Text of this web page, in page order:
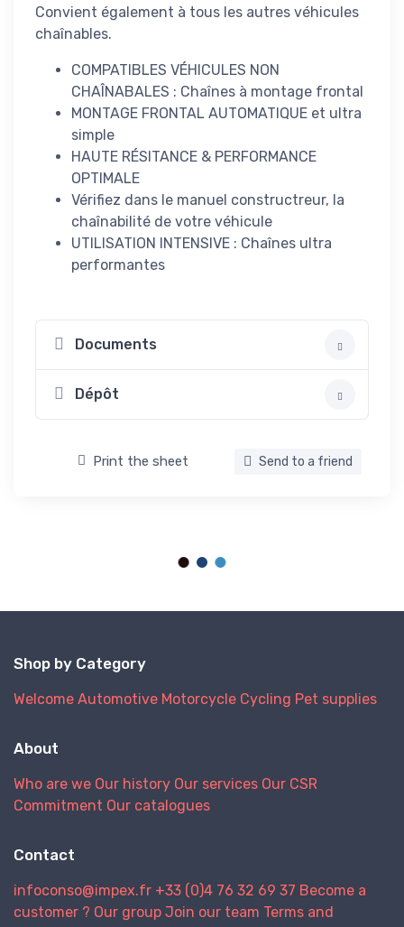
Convient également à tous les autres véhicules
chaînables.
COMPATIBLES VÉHICULES NON
CHAÎNABALES : Chaînes à montage frontal
MONTAGE FRONTAL AUTOMATIQUE et ultra
simple
HAUTE RÉSITANCE & PERFORMANCE
OPTIMALE
Vérifiez dans le manuel constructreur, la
chaînabilité de votre véhicule
UTILISATION INTENSIVE : Chaînes ultra
performantes
Documents
Dépôt
Print the sheet Send to a friend
Shop by Category
Welcome Automotive Motorcycle Cycling Pet supplies
About
Who are we Our history Our services Our CSR
Commitment Our catalogues
Contact
infoconso@impex.fr +33 (0)4 76 32 69 37 Become a
customer ? Our group Join our team Terms and